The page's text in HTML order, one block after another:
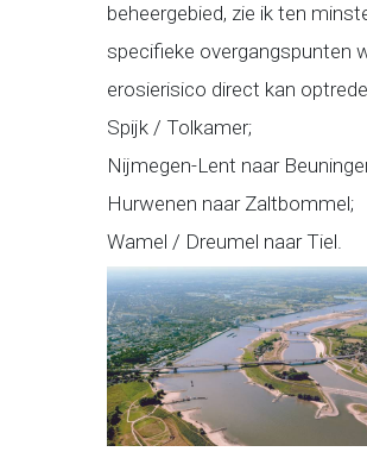
beheergebied, zie ik ten
specifieke overgangspunten
erosierisico direct kan
Spijk / Tolkamer;
Nijmegen-Lent naar
Hurwenen naar Zaltbommel;
Wamel / Dreumel naar Tiel.